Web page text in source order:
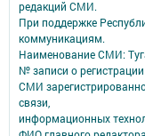
редакций СМИ.
При поддержке
коммуникациям.
Наименование СМИ:
№ записи о
СМИ
связи,
информационных